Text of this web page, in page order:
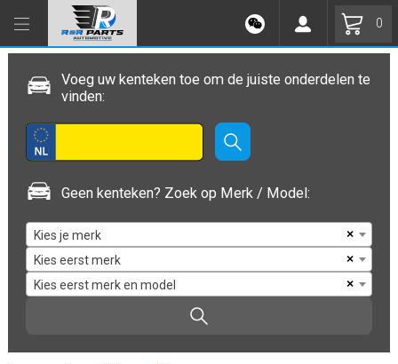
0
Voeg uw kenteken toe om de juiste onderdelen te
vinden:
Geen kenteken? Zoek op Merk / Model:
×
Kies je merk
×
Kies eerst merk
×
Kies eerst merk en model